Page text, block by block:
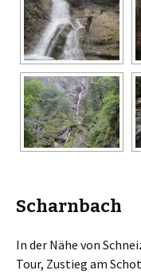
Scharnbach
In der Nähe von
Tour, Zustieg am